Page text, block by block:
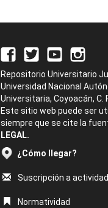
Repositorio Universitario
Universidad Nacional
Universitaria, Coyoacán, C.
Este sitio web puede ser
siempre que se cite la
LEGAL.
¿Cómo llegar?
Suscripción a
Normatividad